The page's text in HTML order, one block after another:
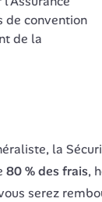
de convention
de la
la
80 % des frais,
serez